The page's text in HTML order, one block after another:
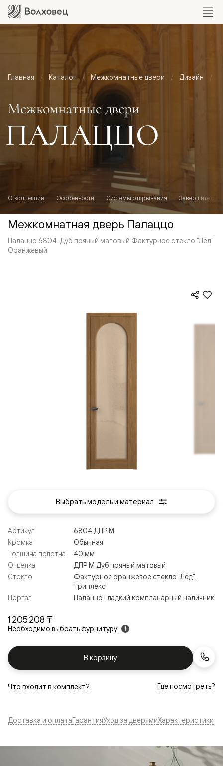
Главная Каталог Межкомнатные двери Дизайн
Межкомнатные двери
ПАЛАЦЦО
О коллекции Особенности Системы открывания Завершите
Межкомнатная дверь Палаццо
Палаццо 6804. Дуб пряный матовый Фактурное стекло "Лёд"
Оранжевый
1 205 208 ₸
Необходимо выбрать фурнитуру i
В корзину
Артикул
6804 ДПР.М
Кромка
Обычная
Толщина полотна
40 мм
Отделка
ДПР.М Дуб пряный матовый
Стекло
Фактурное оранжевое стекло "Лёд",
триплекс
Портал
Палаццо Гладкий компланарный наличник
Что входит в комплект? Где посмотреть?
Выбрать модель и материал
Доставка и оплатаГарантияУход за дверямиХарактеристики